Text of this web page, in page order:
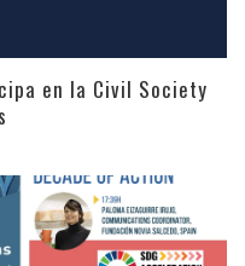
en la Civil Society